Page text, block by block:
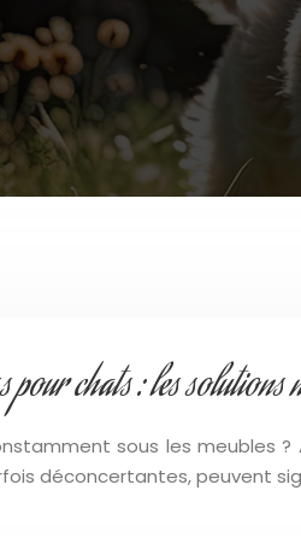
chats : les
sous les meubles ?
déconcertantes, peuvent